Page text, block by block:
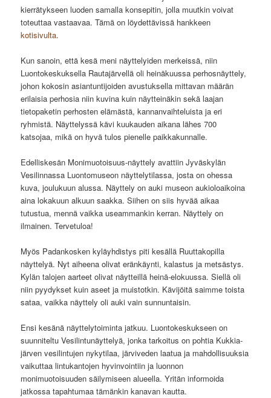
kierrätykseen luoden samalla konsepitin, jolla muutkin voivat
toteuttaa vastaavaa. Tämä on löydettävissä hankkeen
kotisivulta.
Kun sanoin, että kesä meni näyttelyiden merkeissä, niin
Luontokeskuksella Rautajärvellä oli heinäkuussa perhosnäyttely,
johon kokosin asiantuntijoiden avustuksella mittavan määrän
erilaisia perhosia niin kuvina kuin näytteinäkin sekä laajan
tietopaketin perhosten elämästä, kannanvaihteluista ja eri
ryhmistä. Näyttelyssä kävi kuukauden aikana lähes 700
katsojaa, mikä on hyvä tulos pienelle paikkakunnalle.
Edelliskesän Monimuotoisuus-näyttely avattiin Jyväskylän
Vesilinnassa Luontomuseon näyttelytilassa, josta on ohessa
kuva, joulukuun alussa. Näyttely on auki museon aukioloaikoina
aina lokakuun alkuun saakka. Siihen on siis hyvää aikaa
tutustua, mennä vaikka useammankin kerran. Näyttely on
ilmainen. Tervetuloa!
Myös Padankosken kyläyhdistys piti kesällä Ruuttakopilla
näyttelyä. Nyt aiheena olivat eränkäynti, kalastus ja metsästys.
Kylän talojen aarteet olivat näytteillä heinä-elokuussa. Siellä oli
niin pyydykset kuin aseet ja muistotkin. Kävijöitä saimme toista
sataa, vaikka näyttely oli auki vain sunnuntaisin.
Ensi kesänä näyttelytoiminta jatkuu. Luontokeskukseen on
suunniteltu Vesilintunäyttelyä, jonka tarkoitus on pohtia Kukkia-
järven vesilintujen nykytilaa, järviveden laatua ja mahdollisuuksia
vaikuttaa lintukantojen hyvinvointiin ja luonnon
monimuotoisuuden säilymiseen alueella. Yritän informoida
jatkossa tapahtumaa tämänkin kanavan kautta.